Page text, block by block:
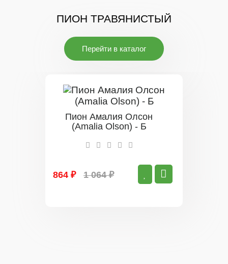
ПИОН ТРАВЯНИСТЫЙ
Перейти в каталог
Пион Амалия Олсон
(Amalia Olson) - Б
864 ₽ 1 064 ₽